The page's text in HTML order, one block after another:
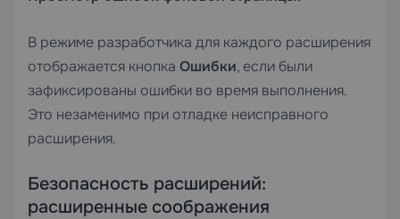
В режиме разработчика для каждого расширения
отображается кнопка Ошибки, если были
зафиксированы ошибки во время выполнения.
Это незаменимо при отладке неисправного
расширения.
Безопасность расширений:
расширенные соображения